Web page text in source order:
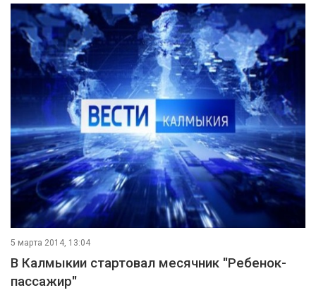
5 марта 2014, 13:04
В Калмыкии стартовал месячник "Ребенок-
пассажир"